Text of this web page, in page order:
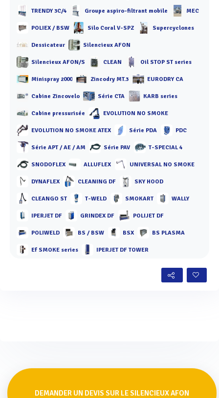
TRENDY 3C/4 Groupe aspiro-filtrant mobile MEC
POLIEX / BSW Silo Coral V-SPZ Supercyclones
Dessicateur Silencieux AFON
Silencieux AFON/S CLEAN Oil STOP ST series
Minispray 2000 Zincodry MT.3 EURODRY CA
Cabine Zincovelo Série CTA KARB series
Cabine pressurisée EVOLUTION NO SMOKE
EVOLUTION NO SMOKE ATEX Série PDA PDC
Série APT / AE / AM Série PAV T-SPECIAL 4
SNODOFLEX ALLUFLEX UNIVERSAL NO SMOKE
DYNAFLEX CLEANING DF SKY HOOD
CLEANGO ST T-WELD SMOKART WALLY
IPERJET DF GRINDEX DF POLIJET DF
POLIWELD BS / BSW BSX BS PLASMA
Ef SMOKE series IPERJET DF TOWER
DEMANDER UN DEVIS SUR LE SILENCIEUX AFON